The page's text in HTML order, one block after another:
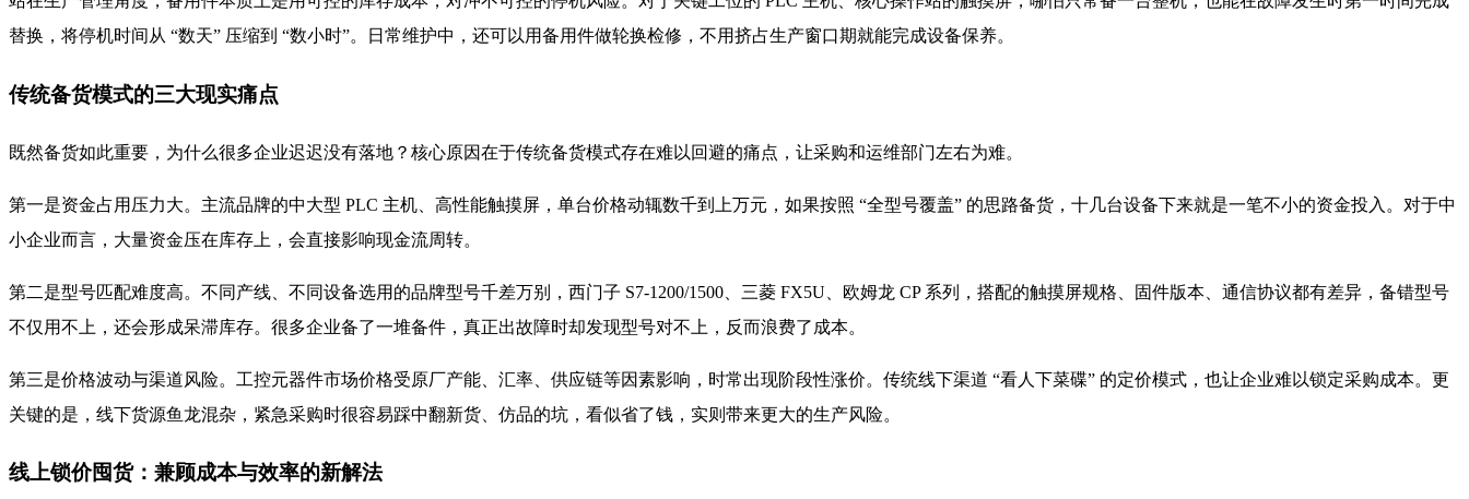
替换，将停机时间从 “数天” 压缩到 “数小时”。日常维护中，还可以用备用件做轮换检修，不用挤占生产窗口期就能完成设备保养。
传统备货模式的三大现实痛点
既然备货如此重要，为什么很多企业迟迟没有落地？核心原因在于传统备货模式存在难以回避的痛点，让采购和运维部门左右为难。
第一是资金占用压力大。主流品牌的中大型 PLC 主机、高性能触摸屏，单台价格动辄数千到上万元，如果按照 “全型号覆盖” 的思路备货，十几台设备下来就是一笔不小的资金投入。对于中
小企业而言，大量资金压在库存上，会直接影响现金流周转。
第二是型号匹配难度高。不同产线、不同设备选用的品牌型号千差万别，西门子 S7-1200/1500、三菱 FX5U、欧姆龙 CP 系列，搭配的触摸屏规格、固件版本、通信协议都有差异，备错型号
不仅用不上，还会形成呆滞库存。很多企业备了一堆备件，真正出故障时却发现型号对不上，反而浪费了成本。
第三是价格波动与渠道风险。工控元器件市场价格受原厂产能、汇率、供应链等因素影响，时常出现阶段性涨价。传统线下渠道 “看人下菜碟” 的定价模式，也让企业难以锁定采购成本。更
关键的是，线下货源鱼龙混杂，紧急采购时很容易踩中翻新货、仿品的坑，看似省了钱，实则带来更大的生产风险。
线上锁价囤货：兼顾成本与效率的新解法